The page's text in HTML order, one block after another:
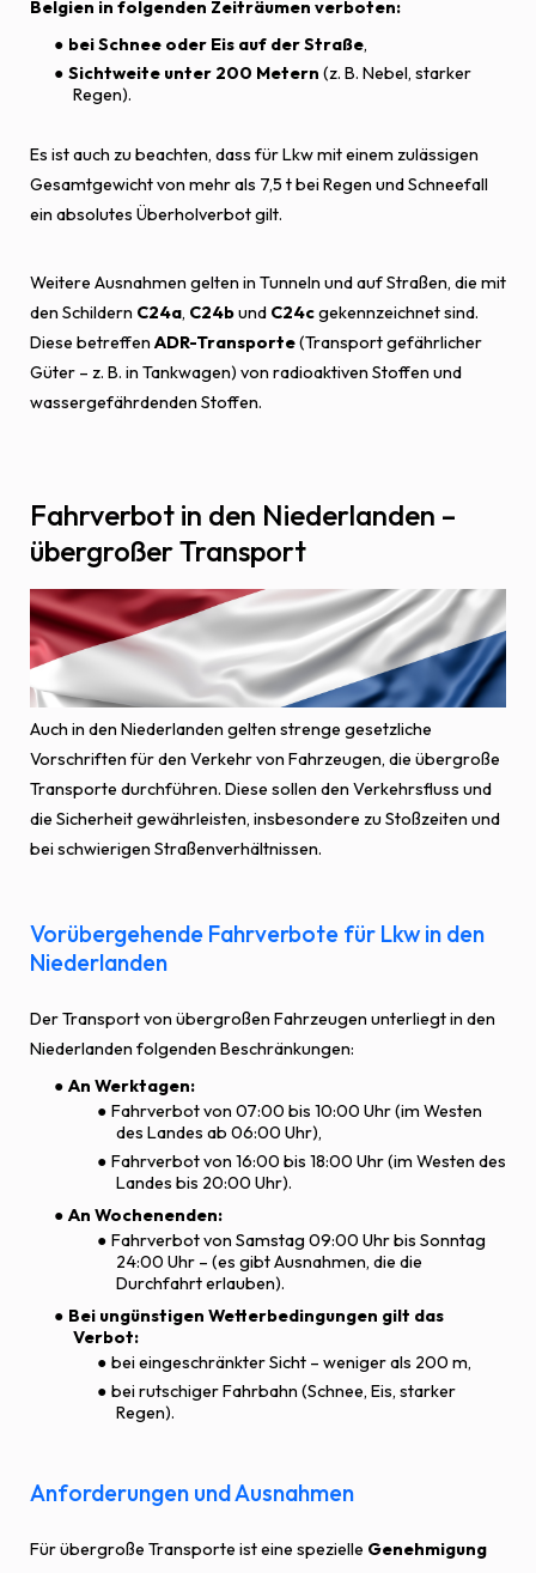
Belgien in folgenden Zeiträumen verboten:
beiSchnee oder Eis auf der Straße,
Sichtweite unter 200 Metern (z. B. Nebel, starker
Regen).
Es ist auch zu beachten, dass für Lkw mit einem zulässigen
Gesamtgewicht von mehr als 7,5 t bei Regen und Schneefall
ein absolutes Überholverbot gilt.
Weitere Ausnahmen gelten in Tunneln und auf Straßen, die mit
den Schildern C24a, C24bund C24cgekennzeichnet sind.
Diese betreffenADR-Transporte(Transport gefährlicher
Güter – z. B. in Tankwagen) von radioaktiven Stoffen und
wassergefährdenden Stoffen.
Fahrverbot in den Niederlanden –
übergroßer Transport
Auch in den Niederlanden gelten strenge gesetzliche
Vorschriften für den Verkehr von Fahrzeugen, die übergroße
Transporte durchführen. Diese sollen den Verkehrsfluss und
die Sicherheit gewährleisten, insbesondere zu Stoßzeiten und
bei schwierigen Straßenverhältnissen.
Vorübergehende Fahrverbote für Lkw in den
Niederlanden
Der Transport von übergroßen Fahrzeugen unterliegt in den
Niederlanden folgenden Beschränkungen:
An Werktagen:
Fahrverbot von 07:00 bis 10:00 Uhr (im Westen
des Landes ab 06:00 Uhr),
Fahrverbot von 16:00 bis 18:00 Uhr (im Westen des
Landes bis 20:00 Uhr).
An Wochenenden:
Fahrverbot von Samstag 09:00 Uhr bis Sonntag
24:00 Uhr – (es gibt Ausnahmen, die die
Durchfahrt erlauben).
Bei ungünstigen Wetterbedingungen gilt das
Verbot:
bei eingeschränkter Sicht – weniger als 200 m,
bei rutschiger Fahrbahn (Schnee, Eis, starker
Regen).
Anforderungen und Ausnahmen
Für übergroße Transporte ist eine spezielle Genehmigung